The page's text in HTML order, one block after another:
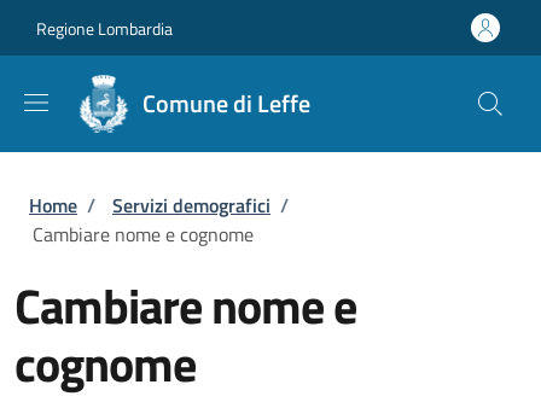
Regione Lombardia
Comune di Leffe
Briciole di pane
Home / Servizi demografici /
Cambiare nome e cognome
Cambiare nome e
cognome